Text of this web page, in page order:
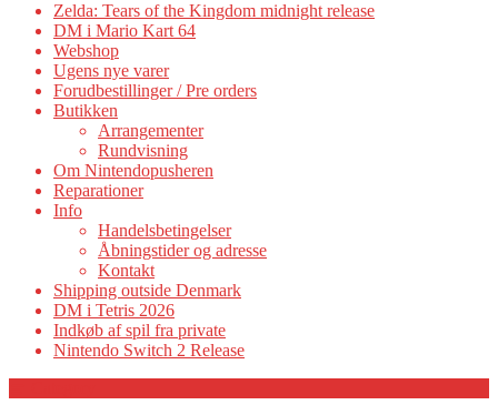
Zelda: Tears of the Kingdom midnight release
DM i Mario Kart 64
Webshop
Ugens nye varer
Forudbestillinger / Pre orders
Butikken
Arrangementer
Rundvisning
Om Nintendopusheren
Reparationer
Info
Handelsbetingelser
Åbningstider og adresse
Kontakt
Shipping outside Denmark
DM i Tetris 2026
Indkøb af spil fra private
Nintendo Switch 2 Release